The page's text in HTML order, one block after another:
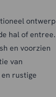
ontwerp
hal of entree.
en voorzien
van
rustige